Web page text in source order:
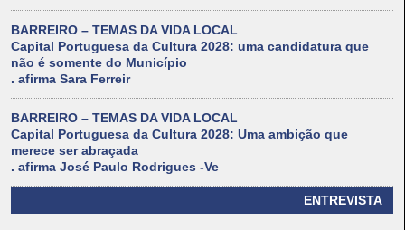
BARREIRO – TEMAS DA VIDA LOCAL
Capital Portuguesa da Cultura 2028: uma candidatura que
não é somente do Município
. afirma Sara Ferreir
BARREIRO – TEMAS DA VIDA LOCAL
Capital Portuguesa da Cultura 2028: Uma ambição que
merece ser abraçada
. afirma José Paulo Rodrigues -Ve
ENTREVISTA